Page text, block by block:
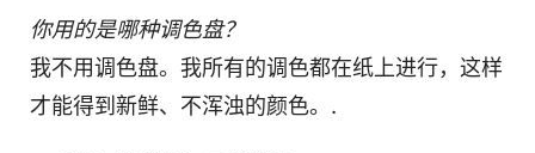
你用的是哪种调色盘？
我不用调色盘。我所有的调色都在纸上进行，这样
才能得到新鲜、不浑浊的颜色。.